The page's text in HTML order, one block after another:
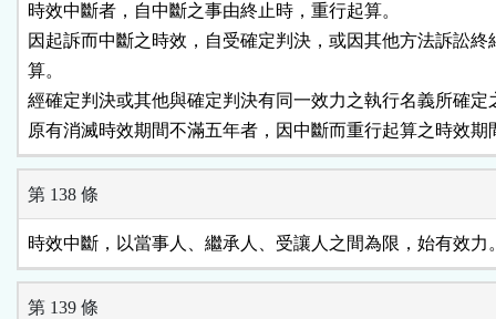
時效中斷者，自中斷之事由終止時，重行起算。
因起訴而中斷之時效，自受確定判決，或因其他方法訴訟終
算。
經確定判決或其他與確定判決有同一效力之執行名義所確定
原有消滅時效期間不滿五年者，因中斷而重行起算之時效期
第 138 條
時效中斷，以當事人、繼承人、受讓人之間為限，始有效力
第 139 條